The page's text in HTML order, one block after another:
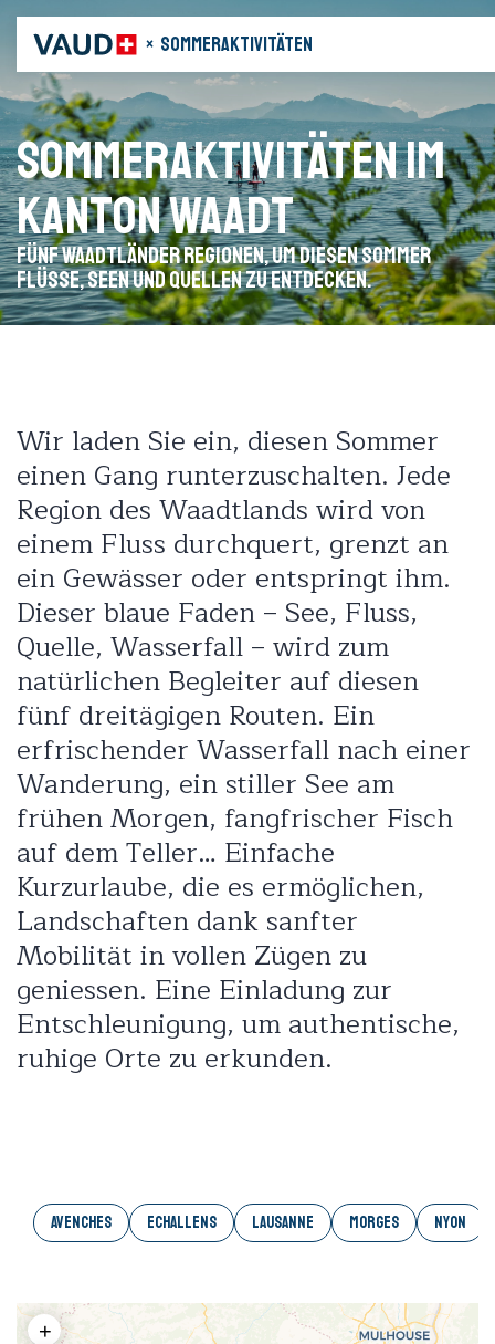
× Sommeraktivitäten
Sommeraktivitäten im
Kanton Waadt
Fünf Waadtländer Regionen, um diesen Sommer
Flüsse, Seen und Quellen zu entdecken.
Wir laden Sie ein, diesen Sommer
einen Gang runterzuschalten. Jede
Region des Waadtlands wird von
einem Fluss durchquert, grenzt an
ein Gewässer oder entspringt ihm.
Dieser blaue Faden – See, Fluss,
Quelle, Wasserfall – wird zum
natürlichen Begleiter auf diesen
fünf dreitägigen Routen. Ein
erfrischender Wasserfall nach einer
Wanderung, ein stiller See am
frühen Morgen, fangfrischer Fisch
auf dem Teller… Einfache
Kurzurlaube, die es ermöglichen,
Landschaften dank sanfter
Mobilität in vollen Zügen zu
geniessen. Eine Einladung zur
Entschleunigung, um authentische,
ruhige Orte zu erkunden.
AVENCHES ECHALLENS LAUSANNE MORGES NYON
+